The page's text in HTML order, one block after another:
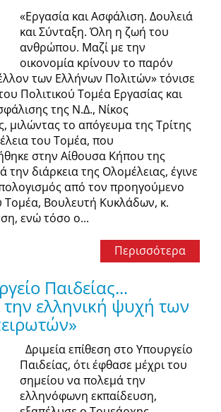
«Εργασία και Ασφάλιση. Δουλειά
και Σύνταξη. Όλη η ζωή του
ανθρώπου. Μαζί με την
οικονομία κρίνουν το παρόν
των Ελλήνων Πολιτών» τόνισε
Πολιτικού Τομέα Εργασίας και
της Ν.Δ., Νίκος
μιλώντας το απόγευμα της Τρίτης
του Τομέα, που
στην Αίθουσα Κήπου της
την διάρκεια της Ολομέλειας, έγινε
από τον προηγούμενο
Τομέα, Βουλευτή Κυκλάδων, κ.
ενώ τόσο ο...
Περισσότερα
Παιδείας...
την ελληνική ψυχή των
Δριμεία επίθεση στο Υπουργείο
Παιδείας, ότι έφθασε μέχρι του
σημείου να πολεμά την
ελληνόφωνη εκπαίδευση,